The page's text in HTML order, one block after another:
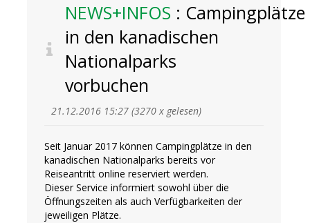
NEWS+INFOS : Campingplätze
in den kanadischen
Nationalparks
vorbuchen
21.12.2016 15:27(3270 x gelesen)
Seit Januar 2017 können Campingplätze in den
kanadischen Nationalparks bereits vor
Reiseantritt online reserviert werden.
Dieser Service informiert sowohl über die
Öffnungszeiten als auch Verfügbarkeiten der
jeweiligen Plätze.